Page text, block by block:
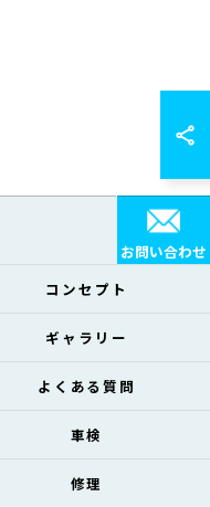
お問い合わせ
コンセプト
ギャラリー
よくある質問
車検
修理